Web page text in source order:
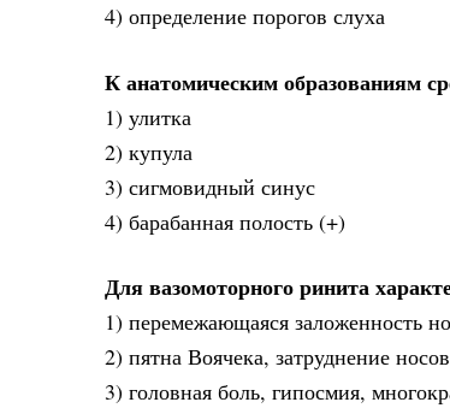
4) определение порогов слуха
К анатомическим образованиям
1) улитка
2) купула
3) сигмовидный синус
4) барабанная полость (+)
Для вазомоторного ринита
1) перемежающаяся заложенность
2) пятна Воячека, затруднение
3) головная боль, гипосмия,